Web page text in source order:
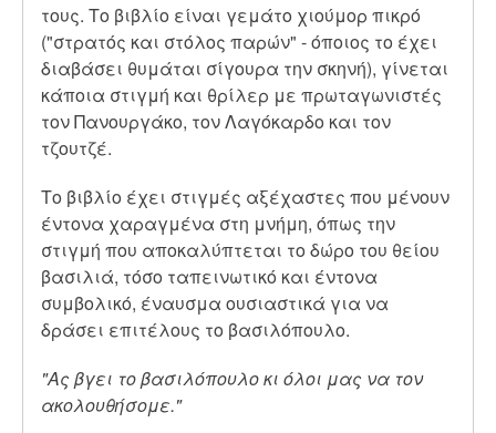
τους. Το βιβλίο είναι γεμάτο χιούμορ πικρό
("στρατός και στόλος παρών" - όποιος το έχει
διαβάσει θυμάται σίγουρα την σκηνή), γίνεται
κάποια στιγμή και θρίλερ με πρωταγωνιστές
τον Πανουργάκο, τον Λαγόκαρδο και τον
τζουτζέ.
Το βιβλίο έχει στιγμές αξέχαστες που μένουν
έντονα χαραγμένα στη μνήμη, όπως την
στιγμή που αποκαλύπτεται το δώρο του θείου
βασιλιά, τόσο ταπεινωτικό και έντονα
συμβολικό, έναυσμα ουσιαστικά για να
δράσει επιτέλους το βασιλόπουλο.
"Ας βγει το βασιλόπουλο κι όλοι μας να τον
ακολουθήσομε."